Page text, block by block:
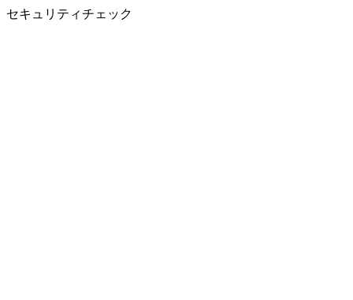
セキュリティチェック